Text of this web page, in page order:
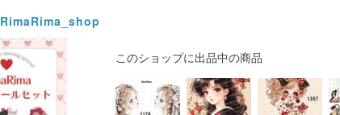
RimaRima_shop
このショップに出品中の商品